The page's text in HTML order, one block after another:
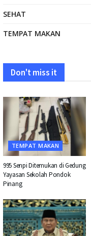
SEHAT
TEMPAT MAKAN
Don't miss it
TEMPAT MAKAN
995 Senpi Ditemukan di Gedung
Yayasan Sekolah Pondok
Pinang